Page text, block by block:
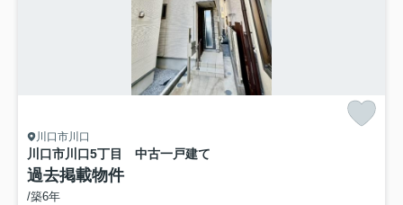
川口市川口
川口市川口5丁目 中古一戸建て
過去掲載物件
/築6年